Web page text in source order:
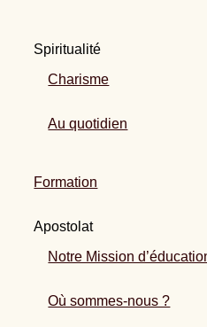
Spiritualité
Charisme
Au quotidien
Formation
Apostolat
Notre Mission
Où sommes-nous ?